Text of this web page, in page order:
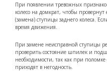
При появлении тревожных
колесо на домкрат, чтобы
(замена) ступицы заднего колеса.
время движения.
При замене неисправной ступицы
проверить состояние шпилек и
необходимости, так как при
приходят в негодность.